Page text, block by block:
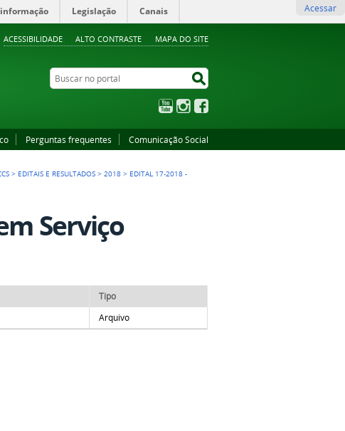
ACESSIBILIDADE ALTO CONTRASTE MAPA DO SITE
informação Legislação Canais Acessar
Buscar no portal
YouTubeInstagram
Perguntas frequentes Comunicação Social
> EDITAIS E RESULTADOS >2018 > EDITAL 17-2018 -
Serviço
Tipo
Arquivo